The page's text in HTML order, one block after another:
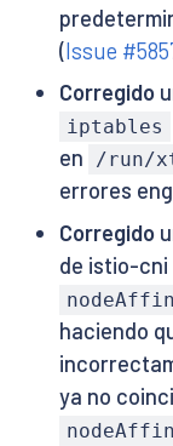
(Issue
Corregido
iptables
en
/run/
errores
Corregido
de istio-cni
haciendo
ya no